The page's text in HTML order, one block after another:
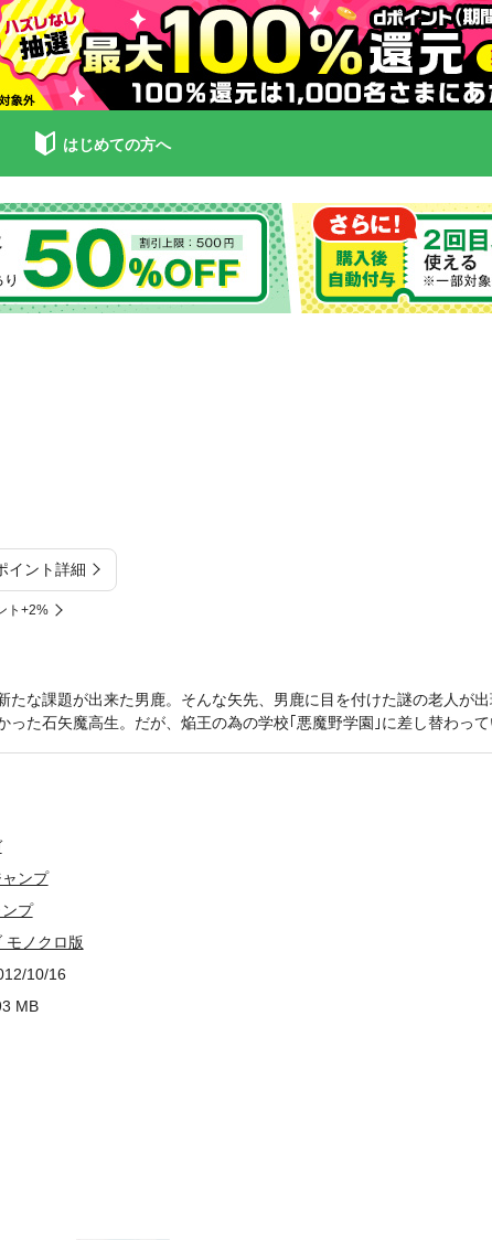
はじめての方へ
イント詳細
ト+2%
たな課題が出来た男鹿。そんな矢先、男鹿に目を付けた謎の老人が
った石矢魔高生。だが、焔王の為の学校｢悪魔野学園｣に差し替わっ
ンプ
プ
モノクロ版
10/16
MB